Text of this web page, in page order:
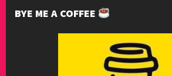
BYE ME A COFFEE